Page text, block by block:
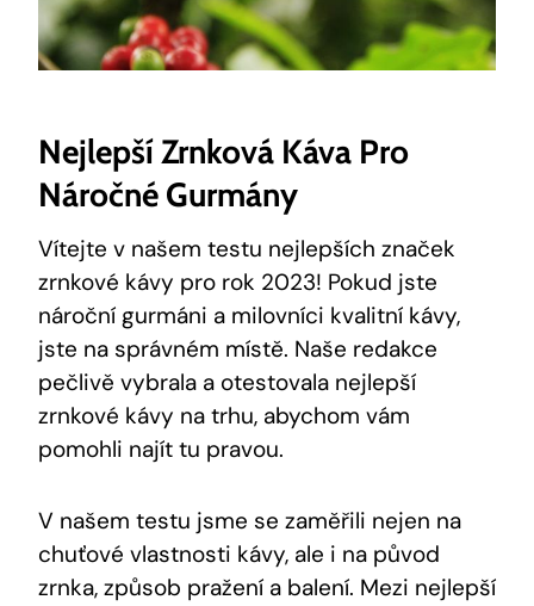
Nejlepší Zrnková Káva Pro
Náročné Gurmány
Vítejte v našem testu nejlepších značek
zrnkové kávy pro rok 2023! Pokud jste
nároční gurmáni a milovníci kvalitní kávy,
jste na správném místě. Naše redakce
pečlivě vybrala a otestovala nejlepší
zrnkové kávy na trhu, abychom vám
pomohli najít tu pravou.
V našem testu jsme se zaměřili nejen na
chuťové vlastnosti kávy, ale i na původ
zrnka, způsob pražení a balení. Mezi nejlepší